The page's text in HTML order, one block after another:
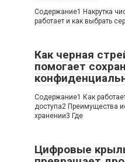
Содержание1 Накрутка
работает и как выбрать
Как черная
помогает
Содержание1 Как
доступа2 Преимущества
хранении3 Где
Цифровые